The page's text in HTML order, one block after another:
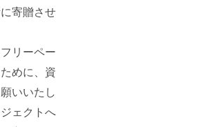
寄贈させ
リーペー
めに、資
いいたし
ェクトへ